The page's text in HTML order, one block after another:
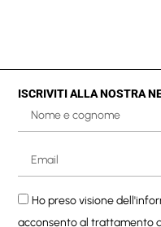
ISCRIVITI ALLA NOSTRA
Ho preso visione
acconsento al trattamento